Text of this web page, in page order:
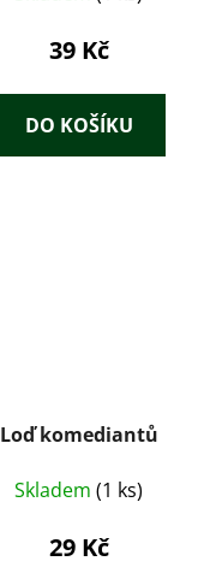
39 Kč
DO KOŠÍKU
Loď komediantů
Skladem (1 ks)
29 Kč